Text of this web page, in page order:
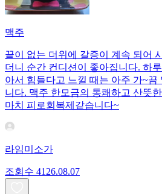
맥주
끝이 없는 더위에 갈증이 계속 되어
더니 순간 컨디션이 좋아집니다. 하
아서 힘들다고 느낄 때는 아주 가~
니다. 맥주 한모금의 통쾌하고 산뜻
마치 피로회복제같습니다~
라임미소가
조회수 41 26.08.07